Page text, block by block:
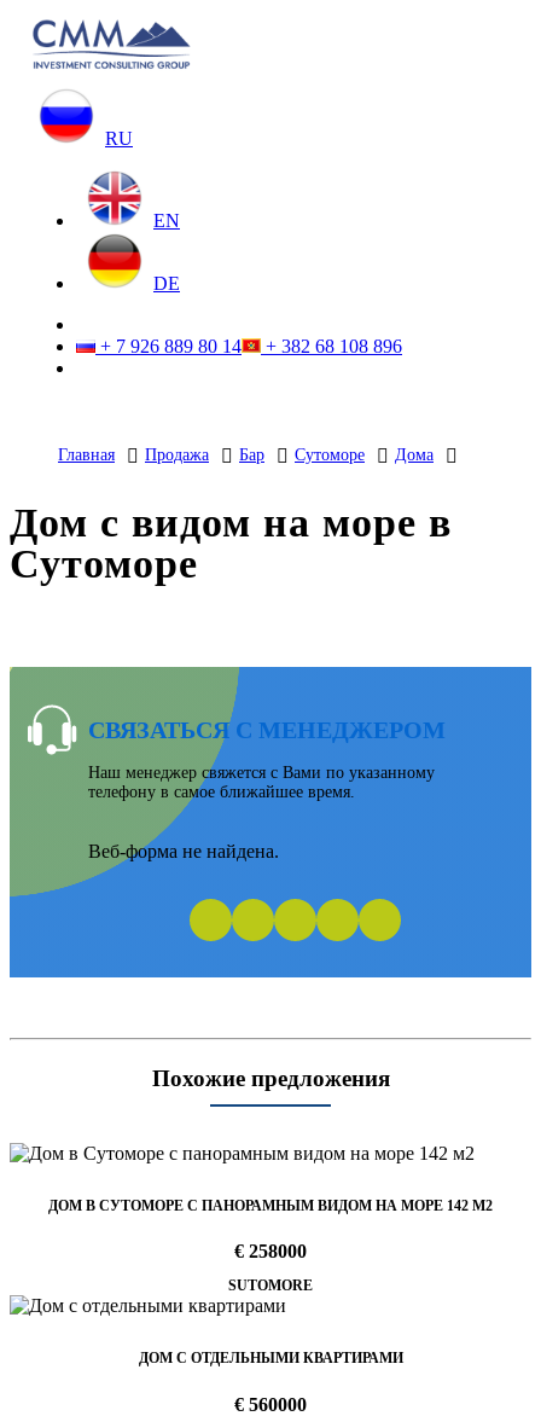
RU
EN
DE
+ 7 926 889 80 14 + 382 68 108 896
Главная Продажа Бар Сутоморе Дома
Дом с видом на море в
Сутоморе
СВЯЗАТЬСЯ С МЕНЕДЖЕРОМ
Наш менеджер свяжется с Вами по указанному
телефону в самое ближайшее время.
Веб-форма не найдена.
Похожие предложения
ДОМ В СУТОМОРЕ С ПАНОРАМНЫМ ВИДОМ НА МОРЕ 142 М2
€ 258000
SUTOMORE
ДОМ С ОТДЕЛЬНЫМИ КВАРТИРАМИ
€ 560000